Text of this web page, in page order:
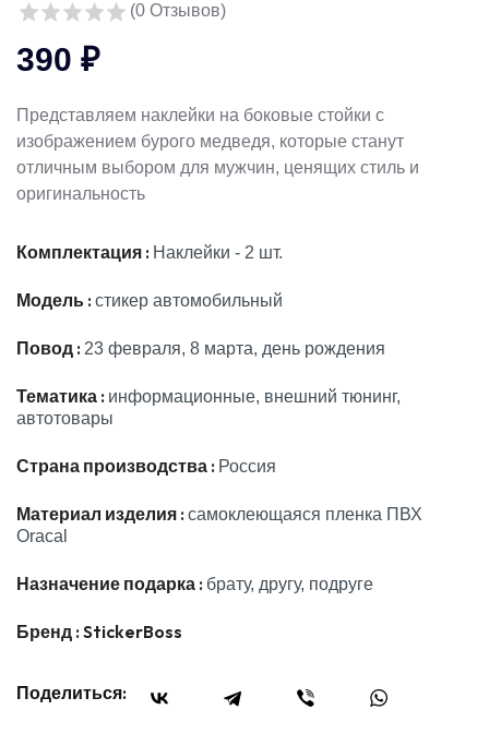
(0 Отзывов)
390 ₽
Представляем наклейки на боковые стойки с
изображением бурого медведя, которые станут
отличным выбором для мужчин, ценящих стиль и
оригинальность
Комплектация : Наклейки - 2 шт.
Модель :стикер автомобильный
Повод : 23 февраля, 8 марта, день рождения
Тематика : информационные, внешний тюнинг,
автотовары
Страна производства : Россия
Материал изделия :самоклеющаяся пленка ПВХ
Oracal
Назначение подарка : брату, другу, подруге
Бренд :StickerBoss
Поделиться: